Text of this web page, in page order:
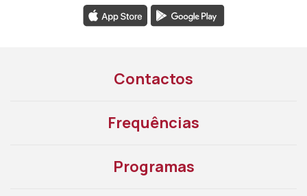
Contactos
Frequências
Programas